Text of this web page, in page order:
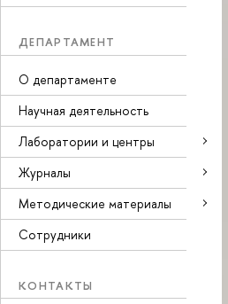
ДЕПАРТАМЕНТ
О департаменте
Научная деятельность
Лаборатории и центры
Журналы
Методические материалы
Сотрудники
КОНТАКТЫ